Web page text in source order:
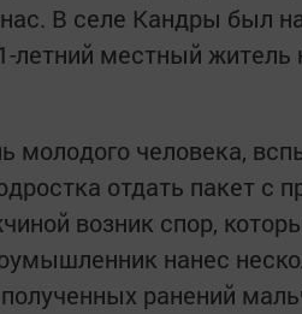
В селе Кандры был
летний местный
молодого человека,
отдать пакет с
возник спор,
нанес
ранений